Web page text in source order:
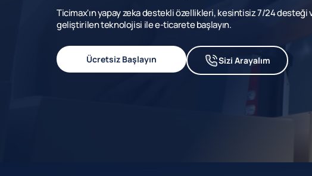
Ticimax'ın yapay zeka destekli özellikleri, kesintisiz 7/24 desteği
geliştirilen teknolojisi ile e-ticarete başlayın.
Ücretsiz Başlayın Sizi Arayalım